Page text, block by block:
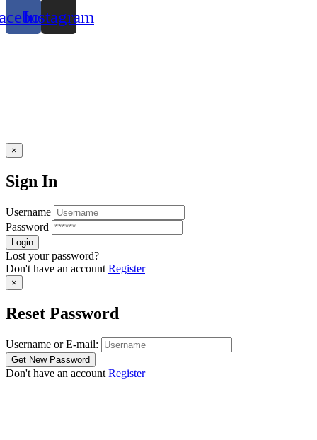
Instagram
×
Sign In
Username
Password
Lost your password?
Don't have an account Register
×
Reset Password
Username or E-mail:
Don't have an account Register